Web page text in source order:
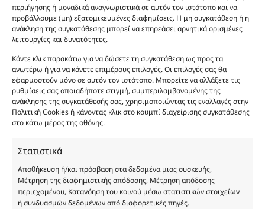
περιήγησης ή μοναδικά αναγνωριστικά σε αυτόν τον ιστότοπο και να
προβάλλουμε (μη) εξατομικευμένες διαφημίσεις. Η μη συγκατάθεση ή η
ανάκληση της συγκατάθεσης μπορεί να επηρεάσει αρνητικά ορισμένες
λειτουργίες και δυνατότητες.
Κάντε κλικ παρακάτω για να δώσετε τη συγκατάθεση ως προς τα
ανωτέρω ή για να κάνετε επιμέρους επιλογές. Οι επιλογές σας θα
εφαρμοστούν μόνο σε αυτόν τον ιστότοπο. Μπορείτε να αλλάξετε τις
ρυθμίσεις σας οποιαδήποτε στιγμή, συμπεριλαμβανομένης της
ανάκλησης της συγκατάθεσής σας, χρησιμοποιώντας τις εναλλαγές στην
Πολιτική Cookies ή κάνοντας κλικ στο κουμπί διαχείρισης συγκατάθεσης
στο κάτω μέρος της οθόνης.
Στατιστικά
Αποθήκευση ή/και πρόσβαση στα δεδομένα μιας συσκευής,
Μέτρηση της διαφημιστικής απόδοσης, Μέτρηση απόδοσης
περιεχομένου, Κατανόηση του κοινού μέσω στατιστικών στοιχείων
ή συνδυασμών δεδομένων από διαφορετικές πηγές.
και δεν είναι προς πώληση το εικονιζόμενο προϊόν.
Σκοπός τους είναι η διευκόλυνση της επιλογής σας.
Σε καμία περίπτωση δεν αντιστοιχούν στα
πραγματικότητα. Πρόθεση της επιχείρησης μας δεν
είναι η παραπλάνηση και η εξαπάτηση του
καταναλωτή. Όλα μας τα προϊόντα είναι τύπου, σε
χύμα μορφή και είναι εμπνευσμένα από τα
αντίστοιχα αυθεντικά γνωστών οίκων. Οι
προϊόντων αποτελούν αναφαίρετη και
Δημιουργών-Οίκων. Οι εικόνες ενδέχεται να
υπόκεινται σε πνευματικά δικαιώματα.
Με επιφύλαξη κάθε νόμιμου δικαιώματος.